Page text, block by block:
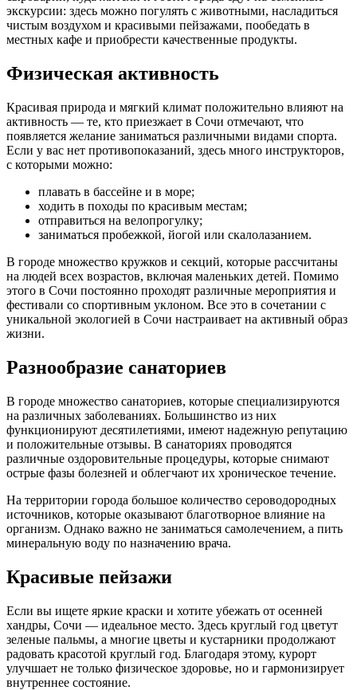
экскурсии: здесь можно погулять с животными, насладиться
чистым воздухом и красивыми пейзажами, пообедать в
местных кафе и приобрести качественные продукты.
Физическая активность
Красивая природа и мягкий климат положительно влияют на
активность — те, кто приезжает в Сочи отмечают, что
появляется желание заниматься различными видами спорта.
Если у вас нет противопоказаний, здесь много инструкторов,
с которыми можно:
плавать в бассейне и в море;
ходить в походы по красивым местам;
отправиться на велопрогулку;
заниматься пробежкой, йогой или скалолазанием.
В городе множество кружков и секций, которые рассчитаны
на людей всех возрастов, включая маленьких детей. Помимо
этого в Сочи постоянно проходят различные мероприятия и
фестивали со спортивным уклоном. Все это в сочетании с
уникальной экологией в Сочи настраивает на активный образ
жизни.
Разнообразие санаториев
В городе множество санаториев, которые специализируются
на различных заболеваниях. Большинство из них
функционируют десятилетиями, имеют надежную репутацию
и положительные отзывы. В санаториях проводятся
различные оздоровительные процедуры, которые снимают
острые фазы болезней и облегчают их хроническое течение.
На территории города большое количество сероводородных
источников, которые оказывают благотворное влияние на
организм. Однако важно не заниматься самолечением, а пить
минеральную воду по назначению врача.
Красивые пейзажи
Если вы ищете яркие краски и хотите убежать от осенней
хандры, Сочи — идеальное место. Здесь круглый год цветут
зеленые пальмы, а многие цветы и кустарники продолжают
радовать красотой круглый год. Благодаря этому, курорт
улучшает не только физическое здоровье, но и гармонизирует
внутреннее состояние.